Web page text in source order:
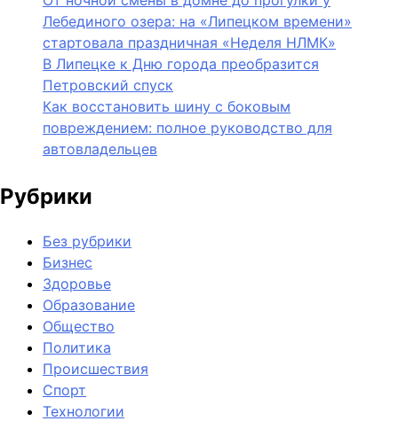
Лебединого озера: на «Липецком времени»
стартовала праздничная «Неделя НЛМК»
В Липецке к Дню города преобразится
Петровский спуск
Как восстановить шину с боковым
повреждением: полное руководство для
автовладельцев
Рубрики
Без рубрики
Бизнес
Здоровье
Образование
Общество
Политика
Происшествия
Спорт
Технологии